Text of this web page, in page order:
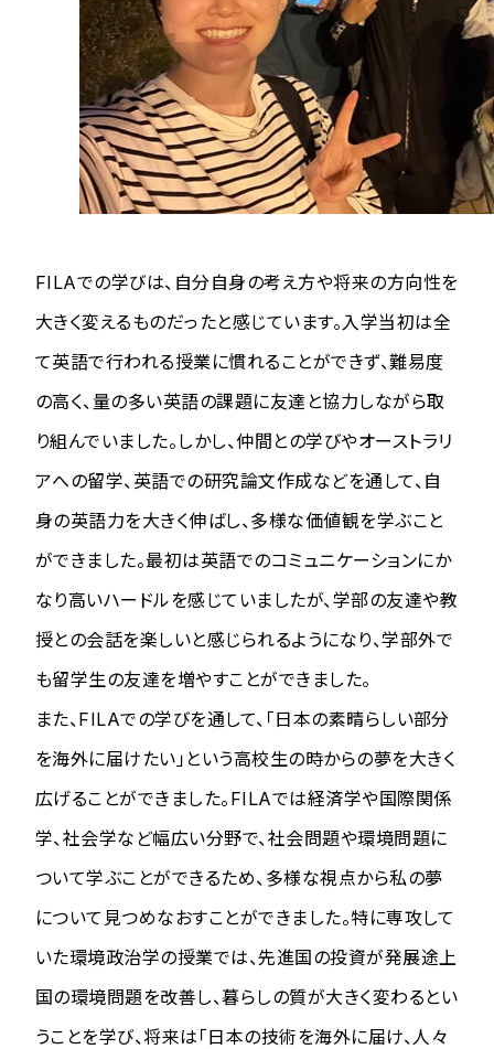
FILAでの学びは、自分自身の考え方や将来の方向性を
大きく変えるものだったと感じています。入学当初は全
て英語で行われる授業に慣れることができず、難易度
の高く、量の多い英語の課題に友達と協力しながら取
り組んでいました。しかし、仲間との学びやオーストラリ
アへの留学、英語での研究論文作成などを通して、自
身の英語力を大きく伸ばし、多様な価値観を学ぶこと
ができました。最初は英語でのコミュニケーションにか
なり高いハードルを感じていましたが、学部の友達や教
授との会話を楽しいと感じられるようになり、学部外で
も留学生の友達を増やすことができました。
また、FILAでの学びを通して、「日本の素晴らしい部分
を海外に届けたい」という高校生の時からの夢を大きく
広げることができました。FILAでは経済学や国際関係
学、社会学など幅広い分野で、社会問題や環境問題に
ついて学ぶことができるため、多様な視点から私の夢
について見つめなおすことができました。特に専攻して
いた環境政治学の授業では、先進国の投資が発展途上
国の環境問題を改善し、暮らしの質が大きく変わるとい
うことを学び、将来は「日本の技術を海外に届け、人々